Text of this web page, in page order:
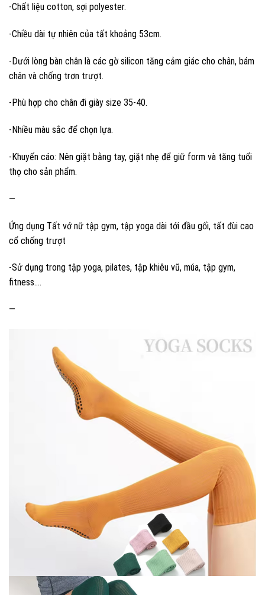
-Chất liệu cotton, sợi polyester.
-Chiều dài tự nhiên của tất khoảng 53cm.
-Dưới lòng bàn chân là các gờ silicon tăng cảm giác cho chân, bám
chân và chống trơn trượt.
-Phù hợp cho chân đi giày size 35-40.
-Nhiều màu sắc để chọn lựa.
-Khuyến cáo: Nên giặt bằng tay, giặt nhẹ để giữ form và tăng tuổi
thọ cho sản phẩm.
—
Ứng dụng Tất vớ nữ tập gym, tập yoga dài tới đầu gối, tất đùi cao
cổ chống trượt
-Sử dụng trong tập yoga, pilates, tập khiêu vũ, múa, tập gym,
fitness….
—